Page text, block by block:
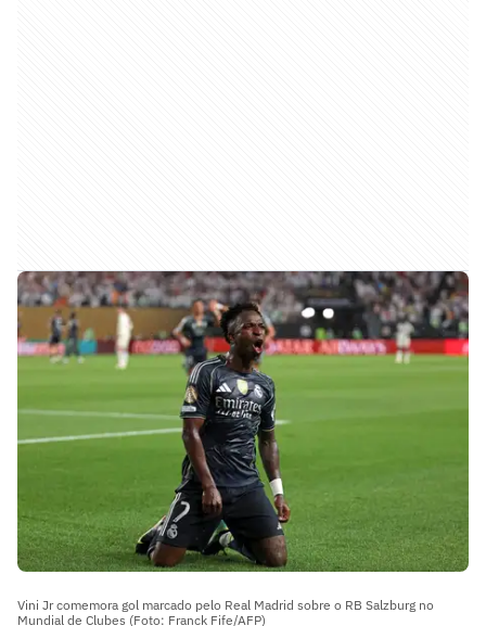
Vini Jr comemora gol marcado pelo Real Madrid sobre o RB Salzburg no
Mundial de Clubes (Foto: Franck Fife/AFP)